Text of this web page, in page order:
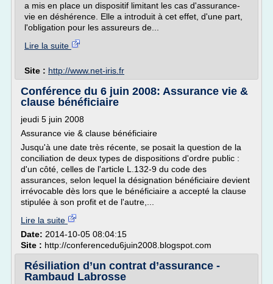
a mis en place un dispositif limitant les cas d'assurance-
vie en déshérence. Elle a introduit à cet effet, d'une part,
l'obligation pour les assureurs de...
Lire la suite
Site : http://www.net-iris.fr
Conférence du 6 juin 2008: Assurance vie &
clause bénéficiaire
jeudi 5 juin 2008
Assurance vie & clause bénéficiaire
Jusqu'à une date très récente, se posait la question de la
conciliation de deux types de dispositions d'ordre public :
d'un côté, celles de l'article L.132-9 du code des
assurances, selon lequel la désignation bénéficiaire devient
irrévocable dès lors que le bénéficiaire a accepté la clause
stipulée à son profit et de l'autre,...
Lire la suite
Date: 2014-10-05 08:04:15
Site : http://conferencedu6juin2008.blogspot.com
Résiliation d’un contrat d’assurance -
Rambaud Labrosse